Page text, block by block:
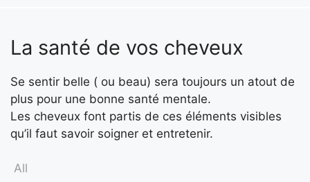
La santé de vos cheveux
Se sentir belle ( ou beau) sera toujours un atout de
plus pour une bonne santé mentale.
Les cheveux font partis de ces éléments visibles
qu’il faut savoir soigner et entretenir.
All